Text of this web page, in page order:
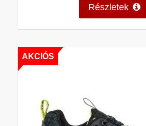
Részletek
AKCIÓS